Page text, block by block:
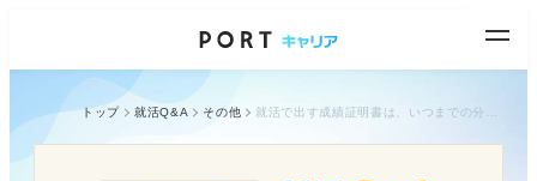
トップ 就活Q&A その他